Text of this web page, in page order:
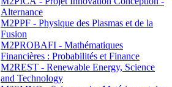
Alternance
M2PPF - Physique des Plasmas et de la
Fusion
M2PROBAFI - Mathématiques
Financières : Probabilités et Finance
M2REST - Renewable Energy, Science
and Technology